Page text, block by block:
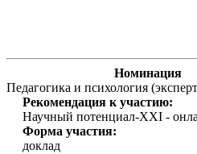
Номинация
Педагогика и психология
Рекомендация к участию:
Научный потенциал-XXI -
Форма участия:
доклад